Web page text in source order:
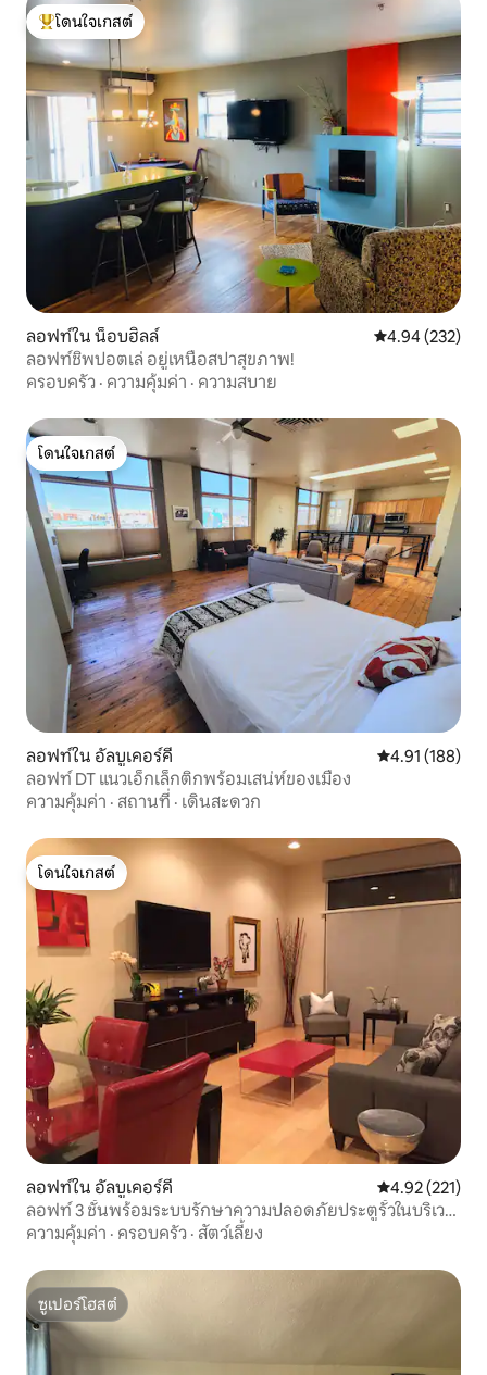
โดนใจเกสต์ที่สุด
โดนใจเกสต์
ลอฟท์ใน น็อบฮิลล์ คะแนนเฉลี่ย
4.94 (232)
ลอฟท์ชิพปอตเล่ อยู่เหนือสปาสุขภาพ!
ครอบครัว · ความคุ้มค่า · ความสบาย
โดนใจเกสต์
โดนใจเกสต์
ลอฟท์ใน อัลบูเคอร์คี คะแนนเฉลี่ย
4.91 (188)
ลอฟท์ DT แนวเอ็กเล็กติกพร้อมเสน่ห์ของเมือง
ความคุ้มค่า · สถานที่ · เดินสะดวก
โดนใจเกสต์
โดนใจเกสต์
ลอฟท์ใน อัลบูเคอร์คี คะแนนเฉลี่ย
4.92 (221)
ลอฟท์ 3 ชั้นพร้อมระบบรักษาความปลอดภัยประตูรั้วในบริเวณ
เทศกาลบอลลูน
ความคุ้มค่า · ครอบครัว · สัตว์เลี้ยง
ซูเปอร์โฮสต์
ซูเปอร์โฮสต์